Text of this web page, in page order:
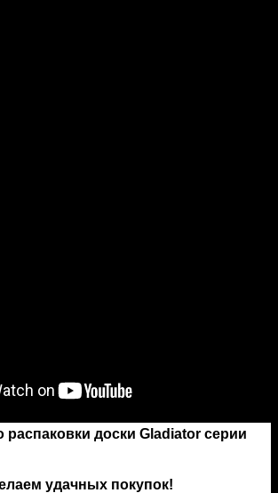
доски Gladiator серии
удачных покупок!